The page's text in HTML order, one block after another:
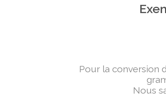
Pour la conversion
Nous